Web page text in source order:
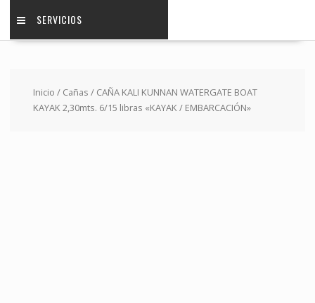
SERVICIOS
Inicio / Cañas / CAÑA KALI KUNNAN WATERGATE BOAT
KAYAK 2,30mts. 6/15 libras «KAYAK / EMBARCACIÓN»